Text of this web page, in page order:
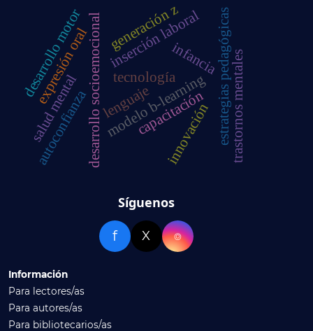
modelo b-learning
tecnología
capacitación
innovación
desarrollo socioemocional
expresión oral
autoconfianza estrategias pedagógicas
inserción laboral
desarrollo motor
salud mental trastornos mentales
generación z
infancia
lenguaje
Síguenos
f X ⌾
Información
Para lectores/as
Para autores/as
Para bibliotecarios/as